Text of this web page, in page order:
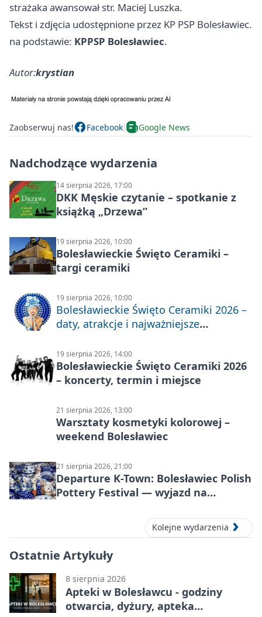
strażaka awansował str. Maciej Luszka.
Tekst i zdjęcia udostępnione przez KP PSP Bolesławiec.
na podstawie: KPPSP Bolesławiec.
Autor:krystian
Zaobserwuj nas! Facebook Google News
Nadchodzące wydarzenia
14 sierpnia 2026, 17:00
DKK Męskie czytanie – spotkanie z
książką „Drzewa”
19 sierpnia 2026, 10:00
Bolesławieckie Święto Ceramiki –
targi ceramiki
19 sierpnia 2026, 10:00
Bolesławieckie Święto Ceramiki 2026 –
daty, atrakcje i najważniejsze
19 sierpnia 2026, 14:00
Bolesławieckie Święto Ceramiki 2026
– koncerty, termin i miejsce
21 sierpnia 2026, 13:00
Warsztaty kosmetyki kolorowej –
weekend Bolesławiec
21 sierpnia 2026, 21:00
Departure K-Town: Bolesławiec Polish
Pottery Festival — wyjazd na
Kolejne wydarzenia
Ostatnie Artykuły
8 sierpnia 2026
Apteki w Bolesławcu - godziny
otwarcia, dyżury, apteka